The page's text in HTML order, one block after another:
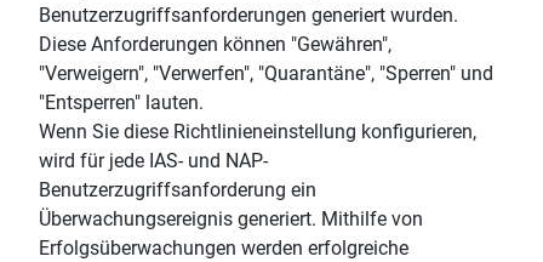
Benutzerzugriffsanforderungen generiert wurden.
Diese Anforderungen können "Gewähren",
"Verweigern", "Verwerfen", "Quarantäne", "Sperren" und
"Entsperren" lauten.
Wenn Sie diese Richtlinieneinstellung konfigurieren,
wird für jede IAS- und NAP-
Benutzerzugriffsanforderung ein
Überwachungsereignis generiert. Mithilfe von
Erfolgsüberwachungen werden erfolgreiche